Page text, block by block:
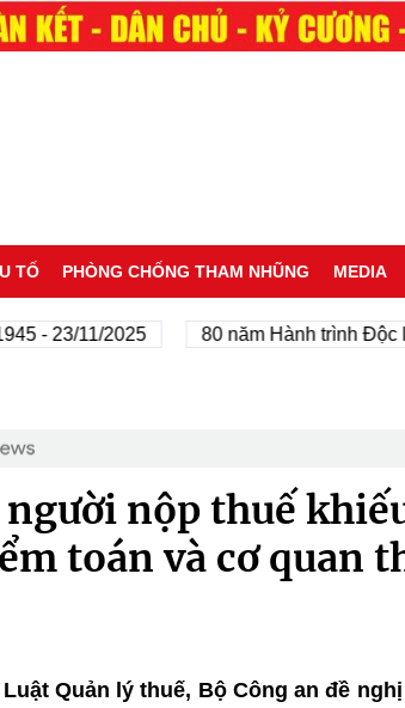
TỐ PHÒNG CHỐNG THAM NHŨNG MEDIA
23/11/2025 80 năm Hành trình Độc lập -
nộp thuế
toán và cơ quan
Quản lý thuế, Bộ Công an đề